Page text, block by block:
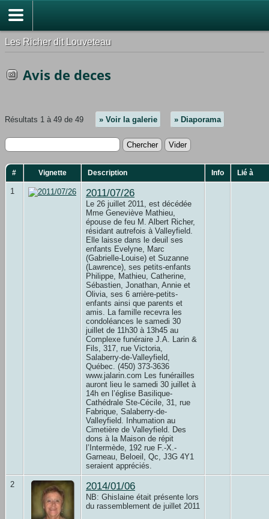
Les Richer dit Louveteau
Avis de deces
Résultats 1 à 49 de 49 » Voir la galerie » Diaporama
# Vignette Description Info Lié à
1 2011/07/26
Le 26 juillet 2011, est décédée
Mme Geneviève Mathieu,
épouse de feu M. Albert Richer,
résidant autrefois à Valleyfield.
Elle laisse dans le deuil ses
enfants Evelyne, Marc
(Gabrielle-Louise) et Suzanne
(Lawrence), ses petits-enfants
Philippe, Mathieu, Catherine,
Sébastien, Jonathan, Annie et
Olivia, ses 6 arrière-petits-
enfants ainsi que parents et
amis. La famille recevra les
condoléances le samedi 30
juillet de 11h30 à 13h45 au
Complexe funéraire J.A. Larin &
Fils, 317, rue Victoria,
Salaberry-de-Valleyfield,
Québec. (450) 373-3636
www.jalarin.com Les funérailles
auront lieu le samedi 30 juillet à
14h en l’église Basilique-
Cathédrale Ste-Cécile, 31, rue
Fabrique, Salaberry-de-
Valleyfield. Inhumation au
Cimetière de Valleyfield. Des
dons à la Maison de répit
l’Intermède, 192 rue F.-X.-
Garneau, Beloeil, Qc, J3G 4Y1
seraient appréciés.
2 2014/01/06
NB: Ghislaine était présente lors
du rassemblement de juillet 2011